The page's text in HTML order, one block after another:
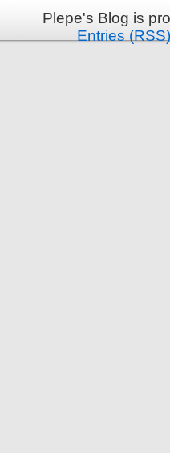
Plepe's Blog is
Entries (RSS)